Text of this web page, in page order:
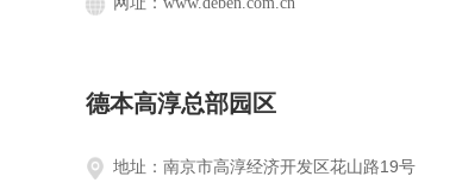
德本高淳总部园区
地址：南京市高淳经济开发区花山路19号